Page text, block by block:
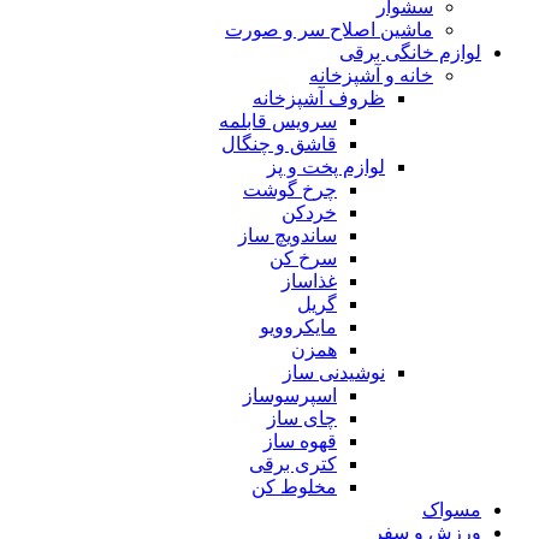
سشوار
ماشین اصلاح سر و صورت
لوازم خانگی برقی
خانه و آشپزخانه
ظروف آشپزخانه
سرویس قابلمه
قاشق و چنگال
لوازم پخت و پز
چرخ گوشت
خردکن
ساندویچ ساز
سرخ کن
غذاساز
گریل
مایکروویو
همزن
نوشیدنی ساز
اسپرسوساز
چای ساز
قهوه ساز
کتری برقی
مخلوط کن
مسواک
ورزش و سفر